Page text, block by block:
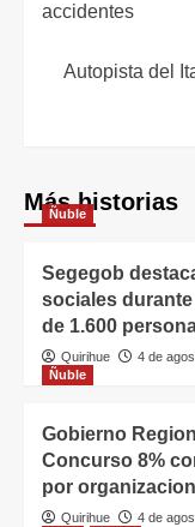
accidentes
Autopista del
Más historias
Ñuble
Segegob
sociales
de 1.600
Quirihue 4 de
Ñuble
Gobierno
Concurso 8%
por
Quirihue 4 de